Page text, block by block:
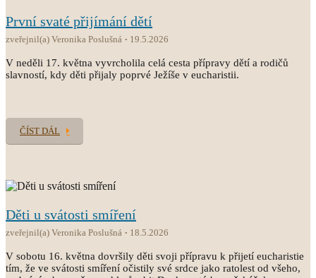
První svaté přijímání dětí
zveřejnil(a) Veronika Poslušná 19.5.2026
V neděli 17. května vyvrcholila celá cesta přípravy dětí a rodičů
slavností, kdy děti přijaly poprvé Ježíše v eucharistii.
ČÍST DÁL
Děti u svátosti smíření
zveřejnil(a) Veronika Poslušná 18.5.2026
V sobotu 16. května dovršily děti svoji přípravu k přijetí eucharistie
tím, že ve svátosti smíření očistily své srdce jako ratolest od všeho,